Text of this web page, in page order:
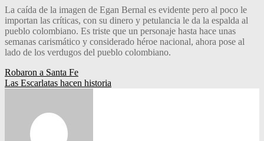
La caída de la imagen de Egan Bernal es evidente pero al poco le
importan las críticas, con su dinero y petulancia le da la espalda al
pueblo colombiano. Es triste que un personaje hasta hace unas
semanas carismático y considerado héroe nacional, ahora pose al
lado de los verdugos del pueblo colombiano.
Navegación
de
Robaron a Santa Fe
Las Escarlatas hacen historia